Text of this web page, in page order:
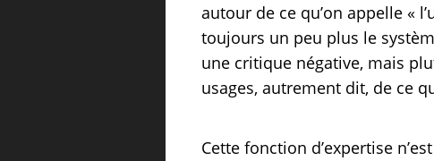
autour de ce qu’on appelle «
toujours un peu plus le
une critique négative, mais
usages, autrement dit, de ce
Cette fonction d’expertise